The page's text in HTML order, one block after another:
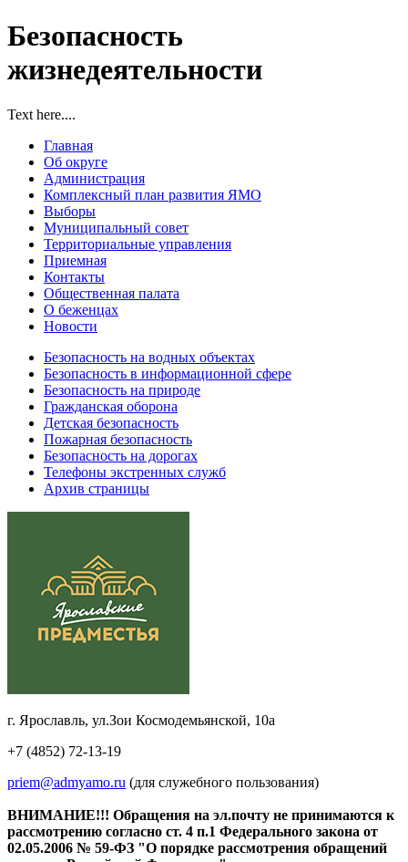
Безопасность
жизнедеятельности
Text here....
Главная
Об округе
Администрация
Комплексный план развития ЯМО
Выборы
Муниципальный совет
Территориальные управления
Приемная
Контакты
Общественная палата
О беженцах
Новости
Безопасность на водных объектах
Безопасность в информационной сфере
Безопасность на природе
Гражданская оборона
Детская безопасность
Пожарная безопасность
Безопасность на дорогах
Телефоны экстренных служб
Архив страницы
г. Ярославль, ул.Зои Космодемьянской, 10а
+7 (4852) 72-13-19
priem@admyamo.ru (для служебного пользования)
ВНИМАНИЕ!!! Обращения на эл.почту не принимаются к
рассмотрению согласно ст. 4 п.1 Федерального закона от
02.05.2006 № 59-ФЗ "О порядке рассмотрения обращений